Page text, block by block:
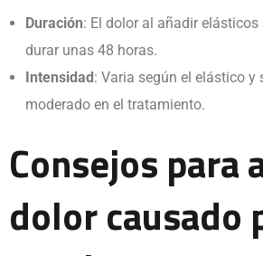
Duración: El dolor al añadir
durar unas 48 horas.
Intensidad: Varia según el elástico y
moderado en el tratamiento.
Consejos para
dolor causado